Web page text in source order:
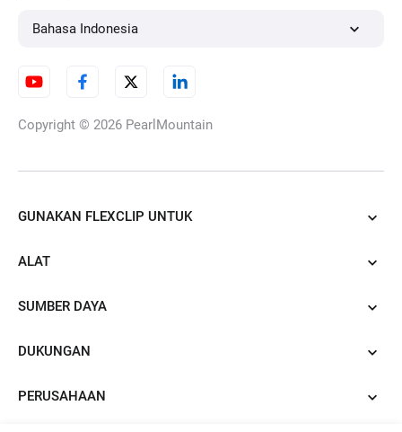
Generator Gambar ke Gambar
Bahasa Indonesia
Copyright © 2026 PearlMountain
GUNAKAN FLEXCLIP UNTUK
ALAT
SUMBER DAYA
DUKUNGAN
PERUSAHAAN